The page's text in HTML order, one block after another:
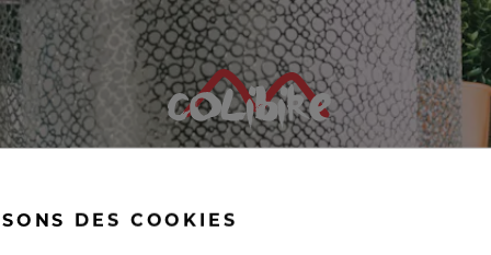
DES COOKIES, livraison